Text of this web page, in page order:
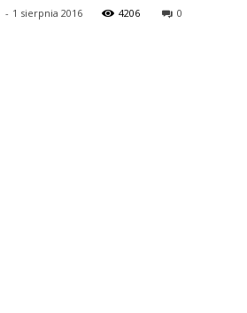
- 1 sierpnia 2016 4206 0